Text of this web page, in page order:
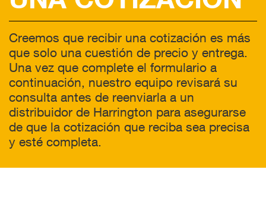
Creemos que recibir una cotización es más
que solo una cuestión de precio y entrega.
Una vez que complete el formulario a
continuación, nuestro equipo revisará su
consulta antes de reenviarla a un
distribuidor de Harrington para asegurarse
de que la cotización que reciba sea precisa
y esté completa.